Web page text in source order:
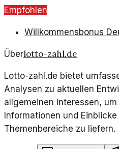
beleuchten Hintergründe
Empfohlen
Willkommensbonus
Überlotto-zahl.de
Lotto-zahl.de bietet
Analysen zu aktuellen
allgemeinen Interessen,
Informationen und
Themenbereiche zu liefern.